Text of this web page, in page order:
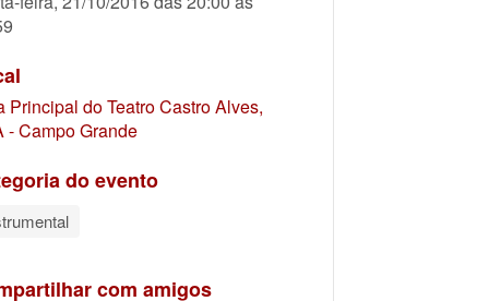
Principal do Teatro Castro Alves,
- Campo Grande
do evento
com amigos